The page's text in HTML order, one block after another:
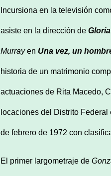
Incursiona en la televisión
asiste en la dirección de Gloria
Murrayen Una vez, un
historia de un matrimonio
actuaciones de Rita Macedo,
locaciones del Distrito
de febrero de 1972 con
El primer largometraje de